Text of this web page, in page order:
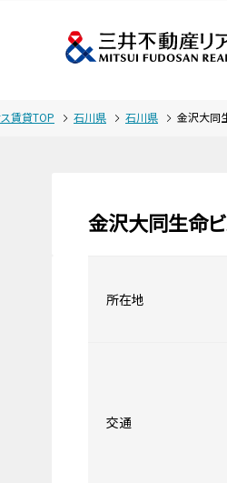
ス賃貸TOP 石川県 石川県 金沢大同
金沢大同生命
所在地
交通